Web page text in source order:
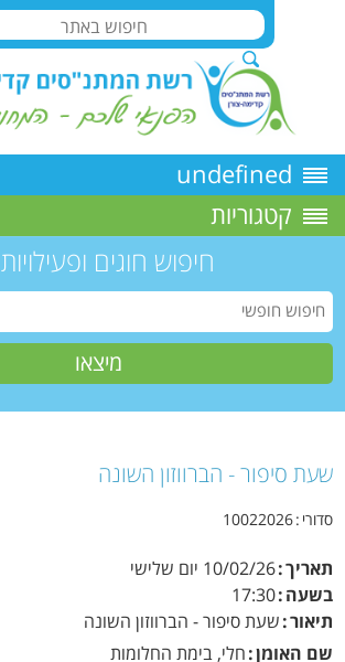
undefined
קטגוריות
חיפוש חוגים ופעילויות
שעת סיפור - הברווזון השונה
סדורי 10022026
תאריך 10/02/26 יום שלישי
בשעה 17:30
תיאור שעת סיפור - הברווזון השונה
שם האומן חלי, בימת החלומות